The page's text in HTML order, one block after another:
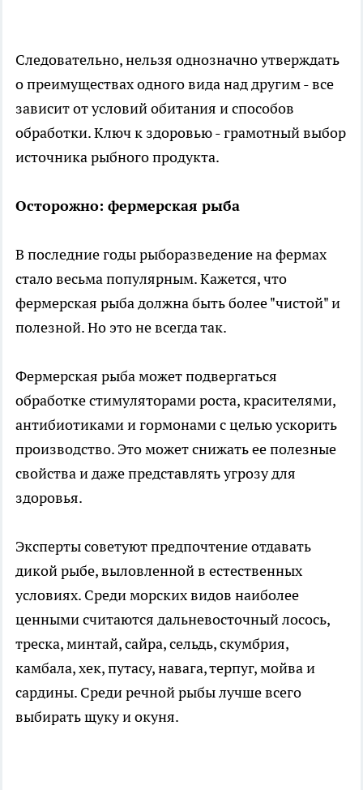
Следовательно, нельзя однозначно утверждать
о преимуществах одного вида над другим - все
зависит от условий обитания и способов
обработки. Ключ к здоровью - грамотный выбор
источника рыбного продукта.
Осторожно: фермерская рыба
В последние годы рыборазведение на фермах
стало весьма популярным. Кажется, что
фермерская рыба должна быть более "чистой" и
полезной. Но это не всегда так.
Фермерская рыба может подвергаться
обработке стимуляторами роста, красителями,
антибиотиками и гормонами с целью ускорить
производство. Это может снижать ее полезные
свойства и даже представлять угрозу для
здоровья.
Эксперты советуют предпочтение отдавать
дикой рыбе, выловленной в естественных
условиях. Среди морских видов наиболее
ценными считаются дальневосточный лосось,
треска, минтай, сайра, сельдь, скумбрия,
камбала, хек, путасу, навага, терпуг, мойва и
сардины. Среди речной рыбы лучше всего
выбирать щуку и окуня.